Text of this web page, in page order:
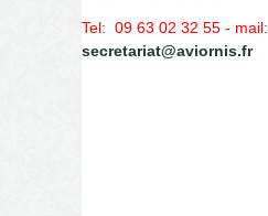
Tel: 09 63 02 32 55 - mail:
secretariat@aviornis.fr